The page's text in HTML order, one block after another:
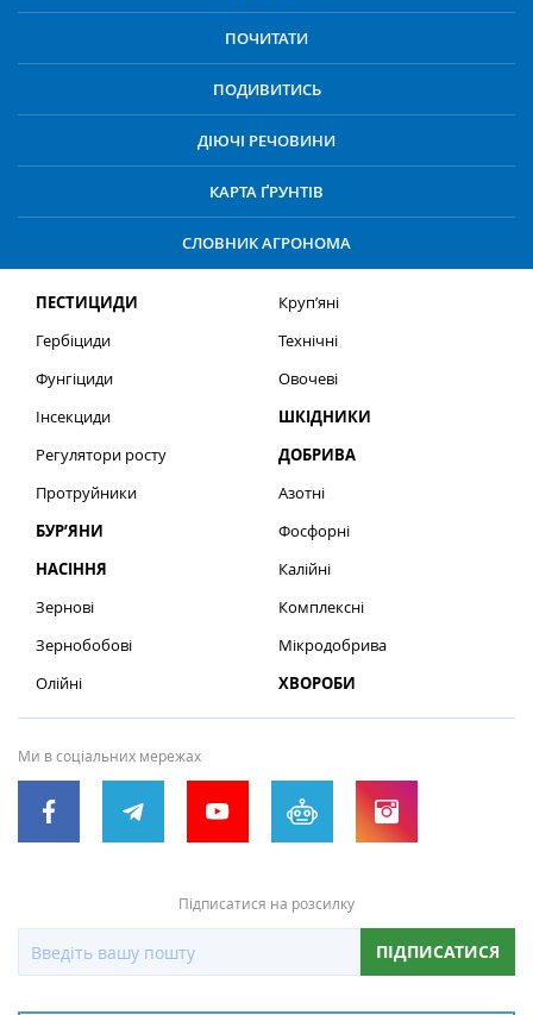
ПОЧИТАТИ
ПОДИВИТИСЬ
ДІЮЧІ РЕЧОВИНИ
КАРТА ҐРУНТІВ
СЛОВНИК АГРОНОМА
ПЕСТИЦИДИ
Гербіциди
Фунгіциди
Інсекциди
Регулятори росту
Протруйники
БУР’ЯНИ
НАСІННЯ
Зернові
Зернобобові
Олійні
Круп’яні
Технічні
Овочеві
ШКІДНИКИ
ДОБРИВА
Азотні
Фосфорні
Калійні
Комплексні
Мікродобрива
ХВОРОБИ
Ми в соціальних мережах
Підписатися на розсилку
ПІДПИСАТИСЯ